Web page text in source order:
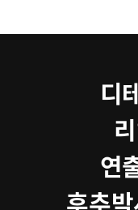
디
연
후추